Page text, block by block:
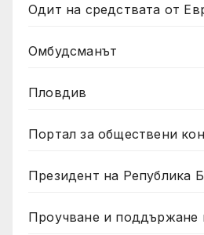
Одит на средствата от
Омбудсманът
Пловдив
Портал за обществени
Президент на Република
Проучване и поддържане